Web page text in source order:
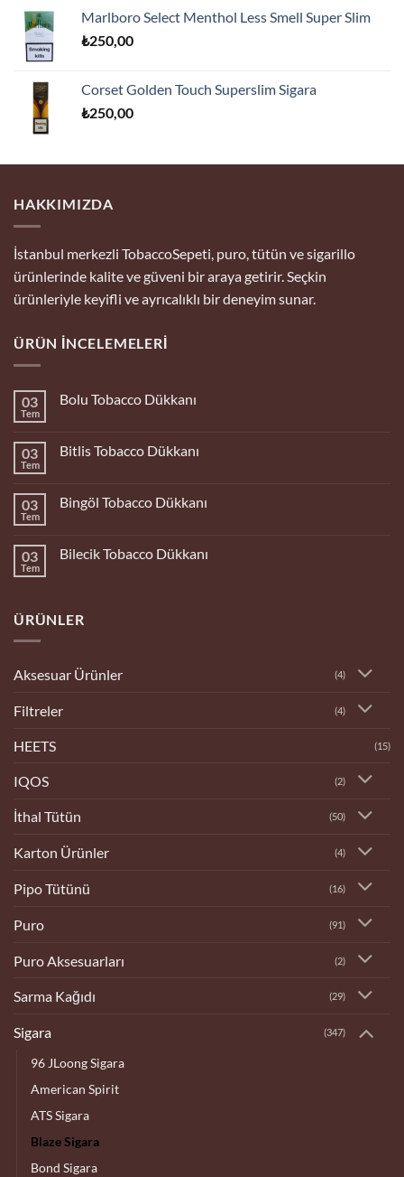
Marlboro Select Menthol Less Smell Super Slim
₺250,00
Corset Golden Touch Superslim Sigara
₺250,00
HAKKIMIZDA
İstanbul merkezli TobaccoSepeti, puro, tütün ve sigarillo
ürünlerinde kalite ve güveni bir araya getirir. Seçkin
ürünleriyle keyifli ve ayrıcalıklı bir deneyim sunar.
ÜRÜN İNCELEMELERI
03
Tem
Bolu Tobacco Dükkanı
Tobacco
03
Tem
Bitlis Tobacco Dükkanı
Tobacco
03
Tem
Bingöl Tobacco Dükkanı
Tobacco
03
Tem
Bilecik Tobacco Dükkanı
Dükkanı
ÜRÜNLER
Aksesuar Ürünler (4)
Filtreler (4)
HEETS (15)
IQOS (2)
İthal Tütün (50)
Karton Ürünler (4)
Pipo Tütünü (16)
Puro (91)
Puro Aksesuarları (2)
Sarma Kağıdı (29)
Sigara (347)
96 JLoong Sigara
American Spirit
ATS Sigara
Blaze Sigara
Bond Sigara